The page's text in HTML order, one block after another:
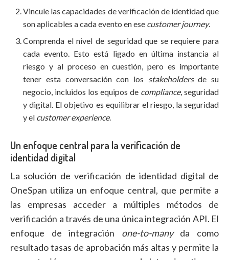
Vincule las capacidades de verificación de identidad que
son aplicables a cada evento en ese customer journey.
Comprenda el nivel de seguridad que se requiere para
cada evento. Esto está ligado en última instancia al
riesgo y al proceso en cuestión, pero es importante
tener esta conversación con los stakeholdersde su
negocio, incluidos los equipos de compliance, seguridad
y digital. El objetivo es equilibrar el riesgo, la seguridad
y el customer experience.
Un enfoque central para la verificación de
identidad digital
La solución de verificación de identidad digital de
OneSpan utiliza un enfoque central, que permite a
las empresas acceder a múltiples métodos de
verificación a través de una única integración API. El
enfoque de integración one-to-manyda como
resultado tasas de aprobación más altas y permite la